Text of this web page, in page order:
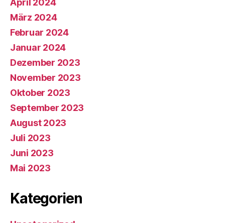
April 2024
März 2024
Februar 2024
Januar 2024
Dezember 2023
November 2023
Oktober 2023
September 2023
August 2023
Juli 2023
Juni 2023
Mai 2023
Kategorien